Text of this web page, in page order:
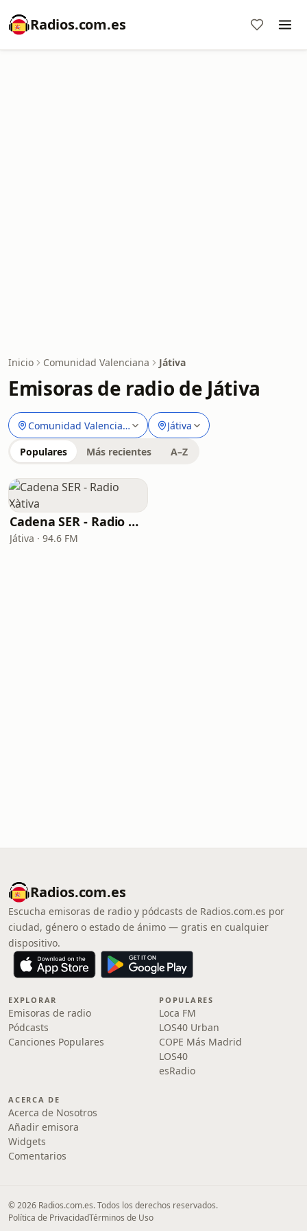
Radios.com.es
Inicio Comunidad Valenciana Játiva
Emisoras de radio de Játiva
Comunidad Valenciana Játiva
Populares Más recientes A–Z
Cadena SER - Radio Xàtiva
Játiva · 94.6 FM
Radios.com.es
Escucha emisoras de radio y pódcasts de Radios.com.es por
ciudad, género o estado de ánimo — gratis en cualquier
dispositivo.
EXPLORAR
Emisoras de radio
Pódcasts
Canciones Populares
POPULARES
Loca FM
LOS40 Urban
COPE Más Madrid
LOS40
esRadio
ACERCA DE
Acerca de Nosotros
Añadir emisora
Widgets
Comentarios
© 2026 Radios.com.es. Todos los derechos reservados.
Política de PrivacidadTérminos de Uso